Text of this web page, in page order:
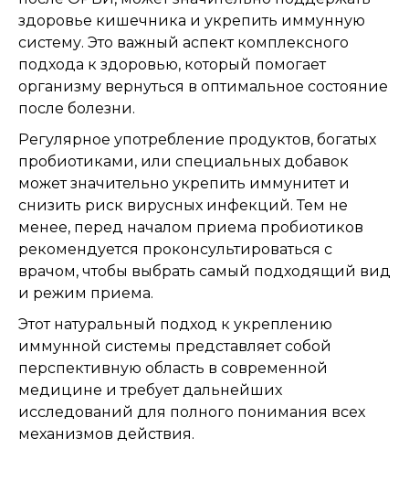
здоровье кишечника и укрепить иммунную
систему. Это важный аспект комплексного
подхода к здоровью, который помогает
организму вернуться в оптимальное состояние
после болезни.
Регулярное употребление продуктов, богатых
пробиотиками, или специальных добавок
может значительно укрепить иммунитет и
снизить риск вирусных инфекций. Тем не
менее, перед началом приема пробиотиков
рекомендуется проконсультироваться с
врачом, чтобы выбрать самый подходящий вид
и режим приема.
Этот натуральный подход к укреплению
иммунной системы представляет собой
перспективную область в современной
медицине и требует дальнейших
исследований для полного понимания всех
механизмов действия.